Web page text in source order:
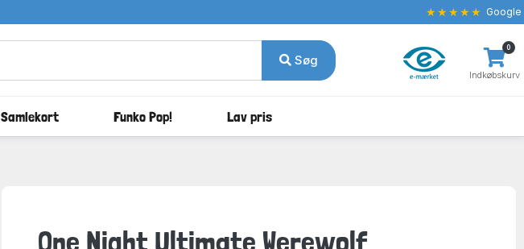
★★★★★ Google
Søg
Indkøbskurv
0
Samlekort Funko Pop! Lav pris
One Night Ultimate Werewolf